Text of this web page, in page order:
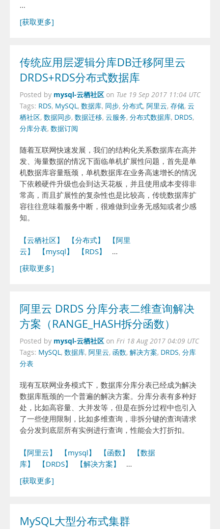
…
[获取更多]
传统应用层逻辑分库DB迁移阿里云
DRDS+RDS分布式数据库
Posted by mysql-云栖社区 on Tue 19 Sep 2017 11:04 UTC
Tags: RDS, MySQL, 数据库, 同步, 分布式, 阿里云, 存储, 云
栖社区, 数据同步, 数据迁移, 云服务, 分布式数据库, DRDS,
分库分表, 数据订阅
随着互联网快速发展，我们的结构化关系数据库在高并
发、海量数据的情况下面临单机扩展性问题，首先是单
机数据库容量瓶颈，单机数据库在业务高速增长的情况
下依赖硬件升级也会到达天花板，并且使用成本变得非
常高，而且扩展性的复杂性也是比较高，传统数据库扩
容往往意味着服务中断，很难做到业务无感知或者少感
知。
【云栖社区】 【分布式】
【阿里
云】
【mysql】 【RDS】
…
[获取更多]
阿里云 DRDS 分库分表二维查询解决
方案（RANGE_HASH拆分函数）
Posted by mysql-云栖社区 on Fri 18 Aug 2017 04:09 UTC
Tags: MySQL, 数据库, 阿里云, 函数, 解决方案, DRDS, 分库
分表
现有互联网业务模式下，数据库分库分表已经成为解决
数据库瓶颈的一个普遍的解决方案。分库分表有多种好
处，比如高容量、大并发等，但是在拆分过程中也引入
了一些使用限制，比如多维查询，非拆分键的查询请求
会分发到底层所有实例进行查询，性能会大打折扣。
【阿里云】 【mysql】 【函数】
【数据
库】
【DRDS】 【解决方案】
…
[获取更多]
MySQL大型分布式集群